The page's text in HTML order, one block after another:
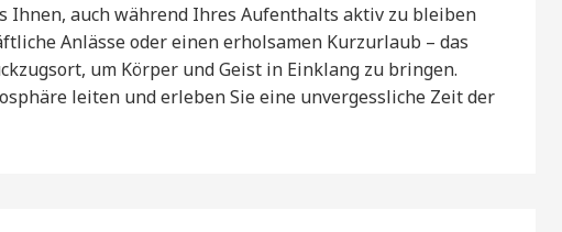
Ihnen, auch während Ihres Aufenthalts aktiv zu bleiben
Anlässe oder einen erholsamen Kurzurlaub – das
um Körper und Geist in Einklang zu bringen.
leiten und erleben Sie eine unvergessliche Zeit der